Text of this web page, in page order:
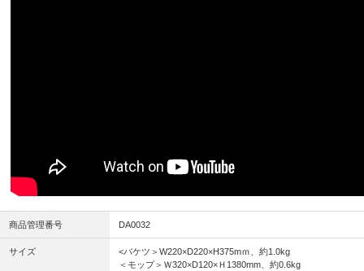
商品管理番号 DA0032
サイズ
<バケツ＞W220×D220×H375mｍ、約1.0kg
＜モップ＞Ｗ320×D120×Ｈ1380mm、約0.6kg